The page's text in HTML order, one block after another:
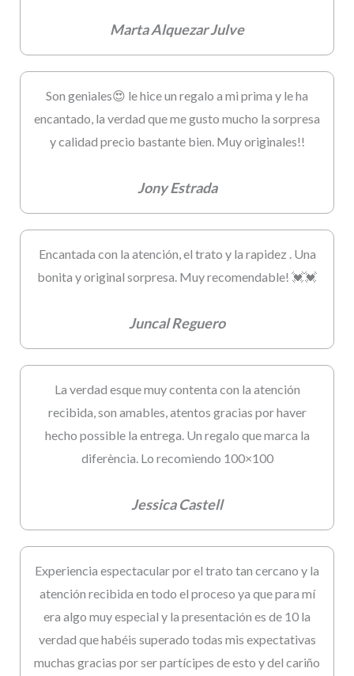
Marta Alquezar Julve
Son geniales😍 le hice un regalo a mi prima y le ha
encantado, la verdad que me gusto mucho la sorpresa
y calidad precio bastante bien. Muy originales!!
Jony Estrada
Encantada con la atención, el trato y la rapidez . Una
bonita y original sorpresa. Muy recomendable! 💓💓
Juncal Reguero
La verdad esque muy contenta con la atención
recibida, son amables, atentos gracias por haver
hecho possible la entrega. Un regalo que marca la
diferència. Lo recomiendo 100×100
Jessica Castell
Experiencia espectacular por el trato tan cercano y la
atención recibida en todo el proceso ya que para mí
era algo muy especial y la presentación es de 10 la
verdad que habéis superado todas mis expectativas
muchas gracias por ser partícipes de esto y del cariño